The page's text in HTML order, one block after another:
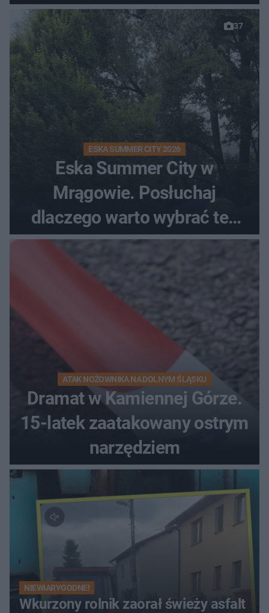
37
ESKA SUMMER CITY 2026
Eska Summer City w
Mrągowie. Posłuchaj
dlaczego warto wybrać ten
kierunek na urlop!
ATAK NOŻOWNIKA NA DOLNYM ŚLĄSKU
Dramat w Kamiennej Górze.
15-latek zaatakowany ostrym
narzędziem
NIEWIARYGODNE!
Wkurzony rolnik zaorał świeży asfalt